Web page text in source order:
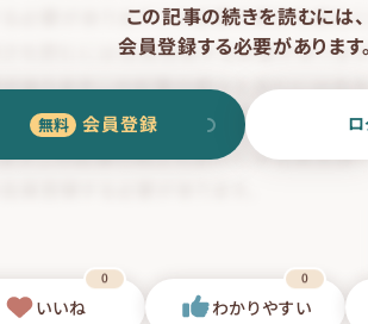
この記事の続きを読むには、
会員登録する必要があります
会員登録
いいね
0
わかりやすい
0